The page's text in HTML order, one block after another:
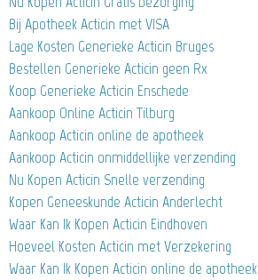
Bij Apotheek Acticin met VISA
Lage Kosten Generieke Acticin Bruges
Bestellen Generieke Acticin geen Rx
Koop Generieke Acticin Enschede
Aankoop Online Acticin Tilburg
Aankoop Acticin online de apotheek
Aankoop Acticin onmiddellijke verzending
Nu Kopen Acticin Snelle verzending
Kopen Geneeskunde Acticin Anderlecht
Waar Kan Ik Kopen Acticin Eindhoven
Hoeveel Kosten Acticin met Verzekering
Waar Kan Ik Kopen Acticin online de apotheek